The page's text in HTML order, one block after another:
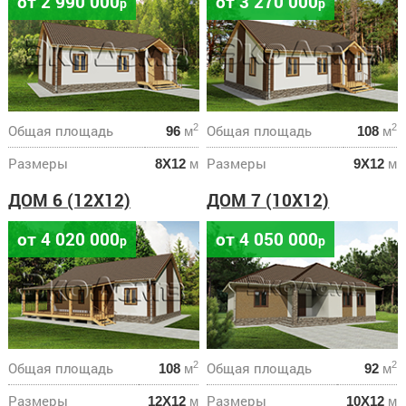
р
Общая площадь 96м2
Размеры 8Х12м
р
Общая площадь 108 м2
Размеры 9Х12 м
ДОМ 6 (12X12)
от 4 020 000р
Общая площадь 108м2
Размеры 12Х12м
ДОМ 7 (10X12)
от 4 050 000р
Общая площадь 92 м2
Размеры 10Х12 м